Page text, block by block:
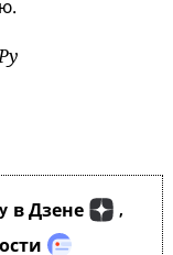
в Дзене ,